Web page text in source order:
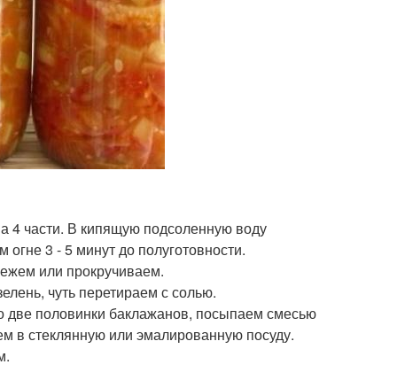
4 части. В кипящую подсоленную воду
3 - 5 минут до полуготовности.
или прокручиваем.
чуть перетираем с солью.
две половинки баклажанов, посыпаем смесью
в стеклянную или эмалированную посуду.